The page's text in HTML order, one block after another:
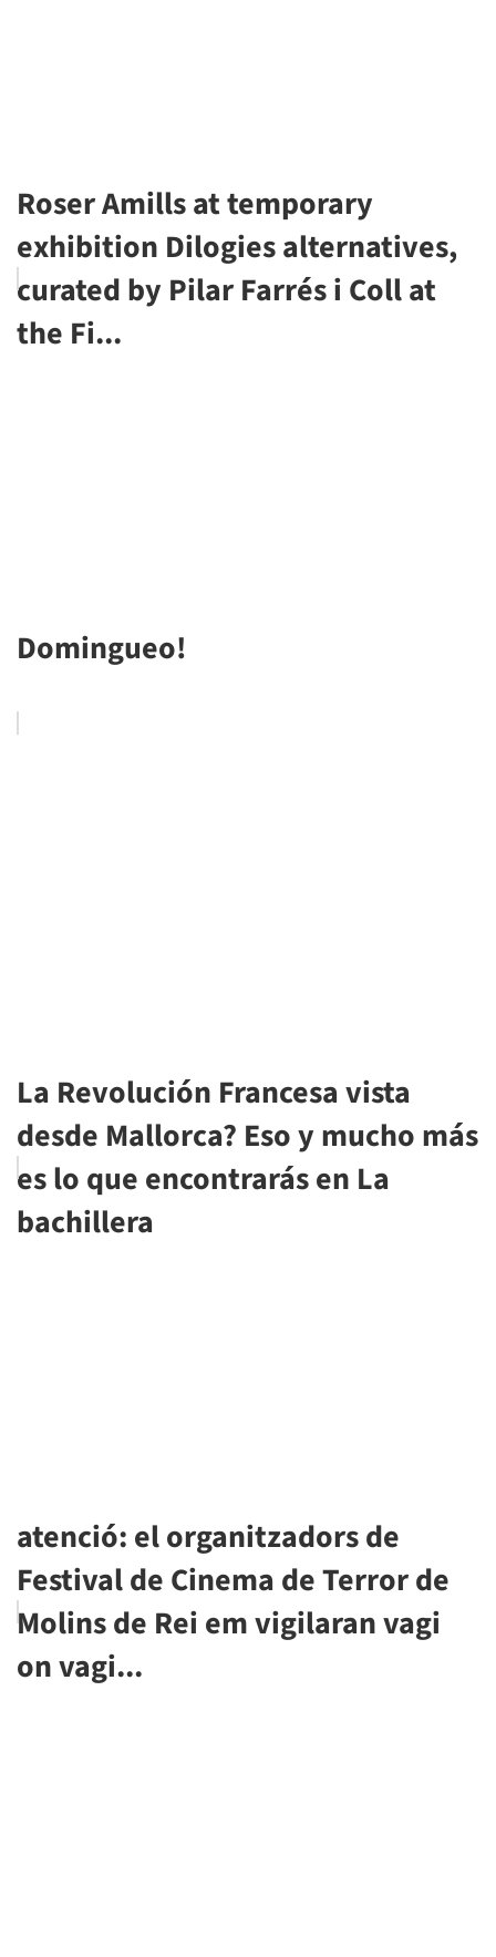
Roser Amills at temporary
exhibition Dilogies alternatives,
curated by Pilar Farrés i Coll at
the Fi...
Domingueo!
La Revolución Francesa vista
desde Mallorca? Eso y mucho más
es lo que encontrarás en La
bachillera
atenció: el organitzadors de
Festival de Cinema de Terror de
Molins de Rei em vigilaran vagi
on vagi...